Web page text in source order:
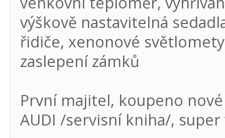
výškově nastavitelná
řidiče, xenonové
zaslepení zámků
První majitel, koupeno
AUDI /servisní kniha/,